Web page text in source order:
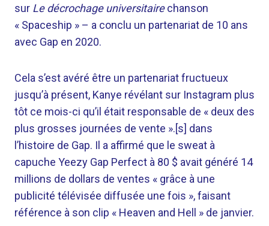
sur Le décrochage universitairechanson
« Spaceship » – a conclu un partenariat de 10 ans
avec Gap en 2020.
Cela s’est avéré être un partenariat fructueux
jusqu’à présent, Kanye révélant sur Instagram plus
tôt ce mois-ci qu’il était responsable de « deux des
plus grosses journées de vente ».[s] dans
l’histoire de Gap. Il a affirmé que le sweat à
capuche Yeezy Gap Perfect à 80 $ avait généré 14
millions de dollars de ventes « grâce à une
publicité télévisée diffusée une fois », faisant
référence à son clip « Heaven and Hell » de janvier.